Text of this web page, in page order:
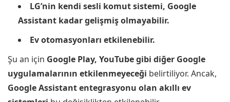
LG’nin kendi sesli komut sistemi, Google
Assistant kadar gelişmiş olmayabilir.
Ev otomasyonları etkilenebilir.
Şu an için Google Play, YouTube gibi diğer Google
uygulamalarının etkilenmeyeceği belirtiliyor. Ancak,
Google Assistant entegrasyonu olan akıllı ev